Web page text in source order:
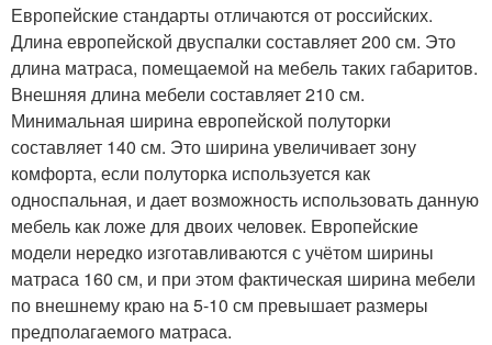
Европейские стандарты отличаются от российских.
Длина европейской двуспалки составляет 200 см. Это
длина матраса, помещаемой на мебель таких габаритов.
Внешняя длина мебели составляет 210 см.
Минимальная ширина европейской полуторки
составляет 140 см. Это ширина увеличивает зону
комфорта, если полуторка используется как
односпальная, и дает возможность использовать данную
мебель как ложе для двоих человек. Европейские
модели нередко изготавливаются с учётом ширины
матраса 160 см, и при этом фактическая ширина мебели
по внешнему краю на 5-10 см превышает размеры
предполагаемого матраса.